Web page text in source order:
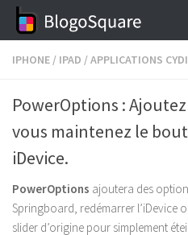
Skip to content
IPHONE / IPAD /APPLICATIONS
PowerOptions :
vous maintenez le
iDevice.
PowerOptions ajoutera des
Springboard, redémarrer l’iDevice
slider d’origine pour simplement